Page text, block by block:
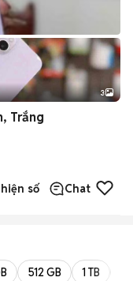
3
Trắng
số Chat
512 GB 1 TB